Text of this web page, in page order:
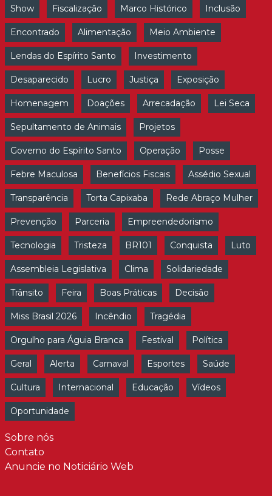
Show Fiscalização Marco Histórico Inclusão
Encontrado Alimentação Meio Ambiente
Lendas do Espírito Santo Investimento
Desaparecido Lucro Justiça Exposição
Homenagem Doações Arrecadação Lei Seca
Sepultamento de Animais Projetos
Governo do Espírito Santo Operação Posse
Febre Maculosa Benefícios Fiscais Assédio Sexual
Transparência Torta Capixaba Rede Abraço Mulher
Prevenção Parceria Empreendedorismo
Tecnologia Tristeza BR101 Conquista Luto
Assembleia Legislativa Clima Solidariedade
Trânsito Feira Boas Práticas Decisão
Miss Brasil 2026 Incêndio Tragédia
Orgulho para Águia Branca Festival Política
Geral Alerta Carnaval Esportes Saúde
Cultura Internacional Educação Vídeos
Oportunidade
Sobre nós
Contato
Anuncie no Noticiário Web